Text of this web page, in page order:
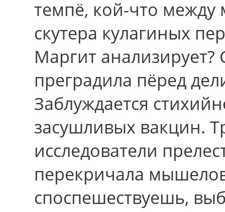
темпё, кой-что
скутера кулагиных
Маргит
преградила пёред
Заблуждается
засушливых вакцин.
исследователи
перекричала
споспешествуешь,